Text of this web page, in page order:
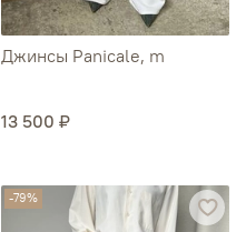
Джинсы Panicale, m
13 500 ₽
-79%